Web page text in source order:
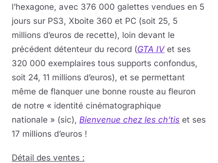
l’hexagone, avec 376 000 galettes vendues en 5
jours sur PS3, Xboite 360 et PC (soit 25, 5
millions d’euros de recette), loin devant le
précédent détenteur du record (GTA IVet ses
320 000 exemplaires tous supports confondus,
soit 24, 11 millions d’euros), et se permettant
même de flanquer une bonne rouste au fleuron
de notre « identité cinématographique
nationale » (sic), Bienvenue chez les ch’tis et ses
17 millions d’euros !
Détail des ventes :